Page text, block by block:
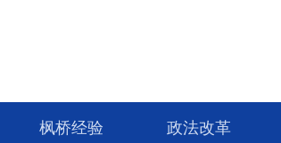
枫桥经验 政法改革